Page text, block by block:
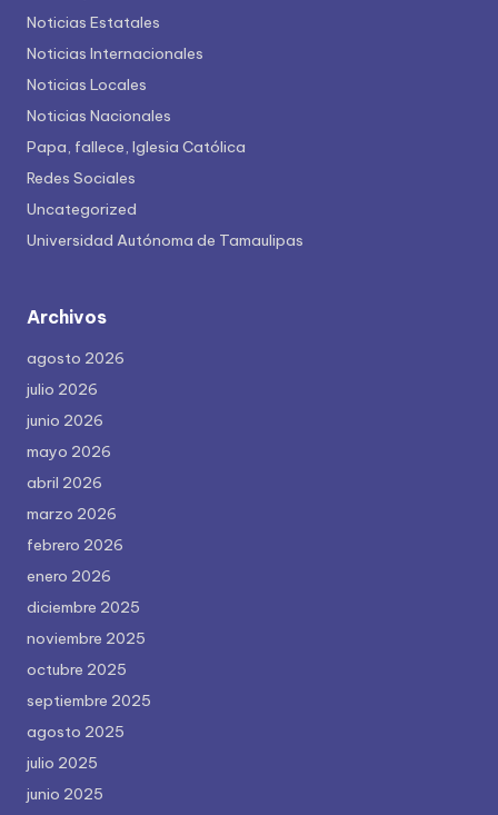
Noticias Estatales
Noticias Internacionales
Noticias Locales
Noticias Nacionales
Papa, fallece, Iglesia Católica
Redes Sociales
Uncategorized
Universidad Autónoma de Tamaulipas
Archivos
agosto 2026
julio 2026
junio 2026
mayo 2026
abril 2026
marzo 2026
febrero 2026
enero 2026
diciembre 2025
noviembre 2025
octubre 2025
septiembre 2025
agosto 2025
julio 2025
junio 2025